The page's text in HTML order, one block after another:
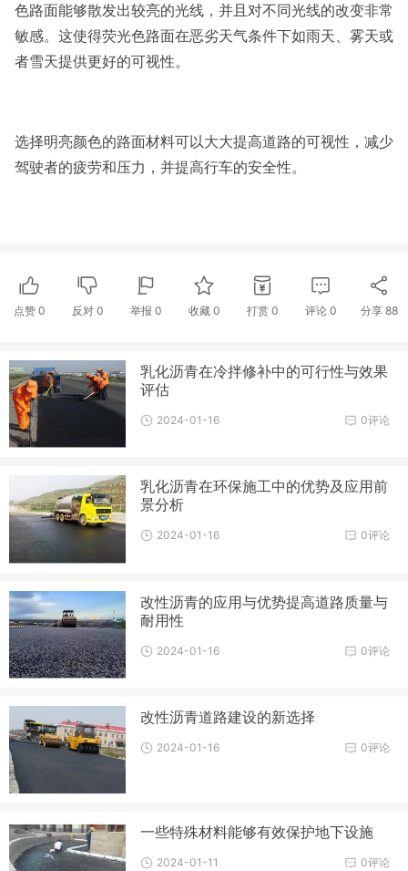
色路面能够散发出较亮的光线，并且对不同光线的改变非常
敏感。这使得荧光色路面在恶劣天气条件下如雨天、雾天或
者雪天提供更好的可视性。
选择明亮颜色的路面材料可以大大提高道路的可视性，减少
驾驶者的疲劳和压力，并提高行车的安全性。
点赞 0 反对 0 举报 0 收藏 0 打赏 0 评论 0 分享 88
乳化沥青在冷拌修补中的可行性与效果
评估
0评论
2024-01-16
乳化沥青在环保施工中的优势及应用前
景分析
0评论
2024-01-16
改性沥青的应用与优势提高道路质量与
耐用性
0评论
2024-01-16
改性沥青道路建设的新选择
0评论
2024-01-16
一些特殊材料能够有效保护地下设施
0评论
2024-01-11